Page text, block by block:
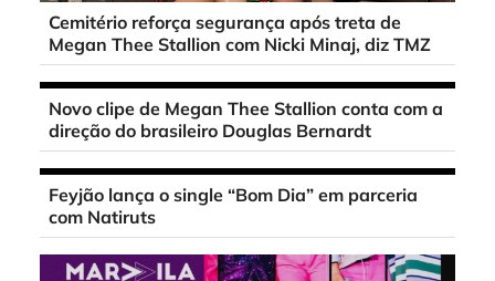
Cemitério reforça segurança após treta de
Megan Thee Stallion com Nicki Minaj, diz TMZ
Novo clipe de Megan Thee Stallion conta com a
direção do brasileiro Douglas Bernardt
Feyjão lança o single “Bom Dia” em parceria
com Natiruts